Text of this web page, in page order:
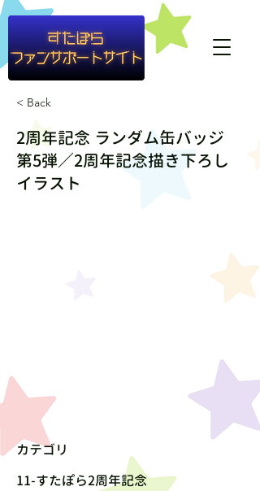
#container1{ background-color: rgba(255,255,255,0.8) }
< Back
2周年記念 ランダム缶バッジ
第5弾／2周年記念描き下ろし
イラスト
カテゴリ
11-すたぽら2周年記念